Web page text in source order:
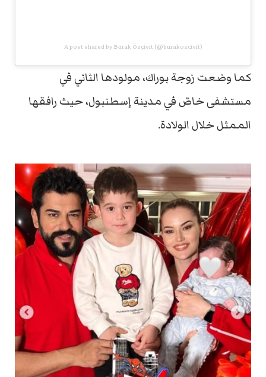
A post shared by Burak Özçivit (@burakozcivit)
كما وضعت زوجة بوراك، مولودها الثاني في
مستشفى خاصّ في مدينة إسطنبول، حيث رافقها
الممثل خلال الولادة.